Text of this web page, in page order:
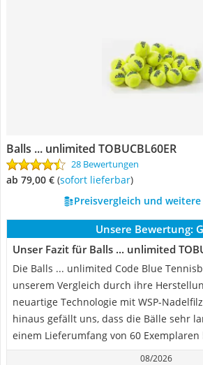
Balls ... unlimited TOBUCBL60ER
28 Bewertungen
ab 79,00 € ( Sofort lieferbar)
Preisvergleich und
Unsere Bewertung:
Unser Fazit für Balls ... unlimited
Die Balls ... unlimited Code Blue
unserem Vergleich durch ihre
neuartige Technologie mit WSP-
hinaus gefällt uns, dass die Bälle sehr
einem Lieferumfang von 60 Exemplaren
08/2026